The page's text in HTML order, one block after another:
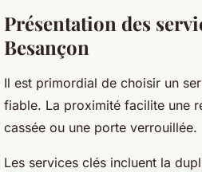
Présentation des
Besançon
Il est primordial de choisir un
fiable. La proximité facilite une
cassée ou une porte verrouillée.
Les services clés incluent la